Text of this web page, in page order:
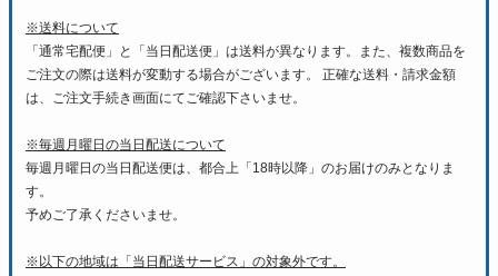
※送料について
「通常宅配便」と「当日配送便」は送料が異なります。また、複数商品を
ご注文の際は送料が変動する場合がございます。 正確な送料・請求金額
は、ご注文手続き画面にてご確認下さいませ。
※毎週月曜日の当日配送について
毎週月曜日の当日配送便は、都合上「18時以降」のお届けのみとなりま
す。
予めご了承くださいませ。
※以下の地域は「当日配送サービス」の対象外です。